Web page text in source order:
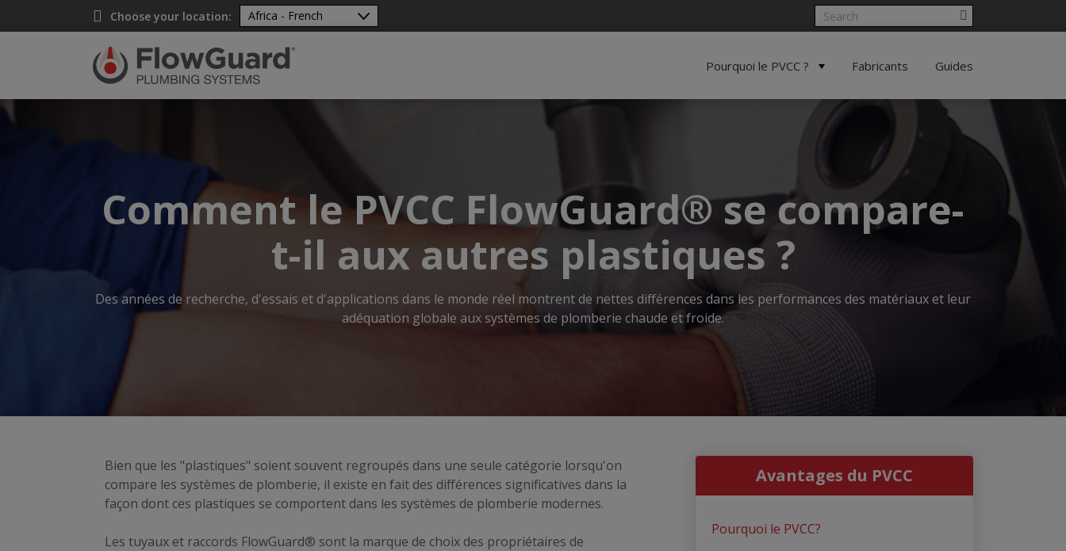
Choose your location:
Pourquoi le PVCC ? Fabricants Guides
Comment le PVCC FlowGuard® se compare-
t-il aux autres plastiques ?
Des années de recherche, d'essais et d'applications dans le monde réel montrent de nettes différences dans les performances des matériaux et leur
adéquation globale aux systèmes de plomberie chaude et froide.
Bien que les "plastiques" soient souvent regroupés dans une seule catégorie lorsqu'on
compare les systèmes de plomberie, il existe en fait des différences significatives dans la
façon dont ces plastiques se comportent dans les systèmes de plomberie modernes.
Les tuyaux et raccords FlowGuard® sont la marque de choix des propriétaires de
Avantages du PVCC
Pourquoi le PVCC?